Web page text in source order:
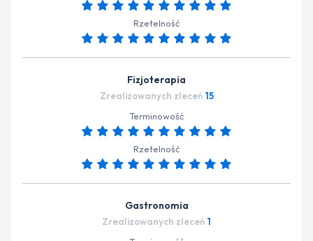
Rzetelność
Fizjoterapia
Zrealizowanych zleceń 15
Terminowość
Rzetelność
Gastronomia
Zrealizowanych zleceń 1